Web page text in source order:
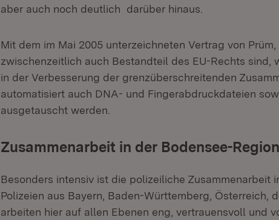
aber auch noch deutlich darüber hinaus.
Mit dem im Mai 2005 unterzeichneten Vertrag von
zwischenzeitlich auch Bestandteil des EU-Rechts sind,
in der Verbesserung der grenzüberschreitenden
automatisiert auch DNA- und Fingerabdruckdateien
ausgetauscht werden.
Zusammenarbeit in der Bodensee-Region
Besonders intensiv ist die polizeiliche Zusammenarbeit
Polizeien aus Bayern, Baden-Württemberg, Österreich,
arbeiten hier auf allen Ebenen eng, vertrauensvoll und